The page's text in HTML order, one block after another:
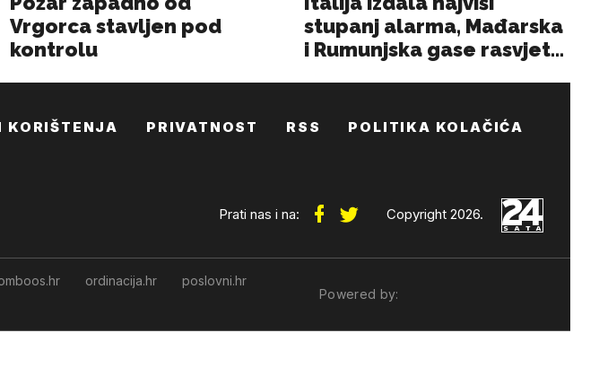
KORIŠTENJA PRIVATNOST RSS POLITIKA KOLAČIĆA
Prati nas i na: Copyright 2026.
ordinacija.hr
poslovni.hr
Powered by: